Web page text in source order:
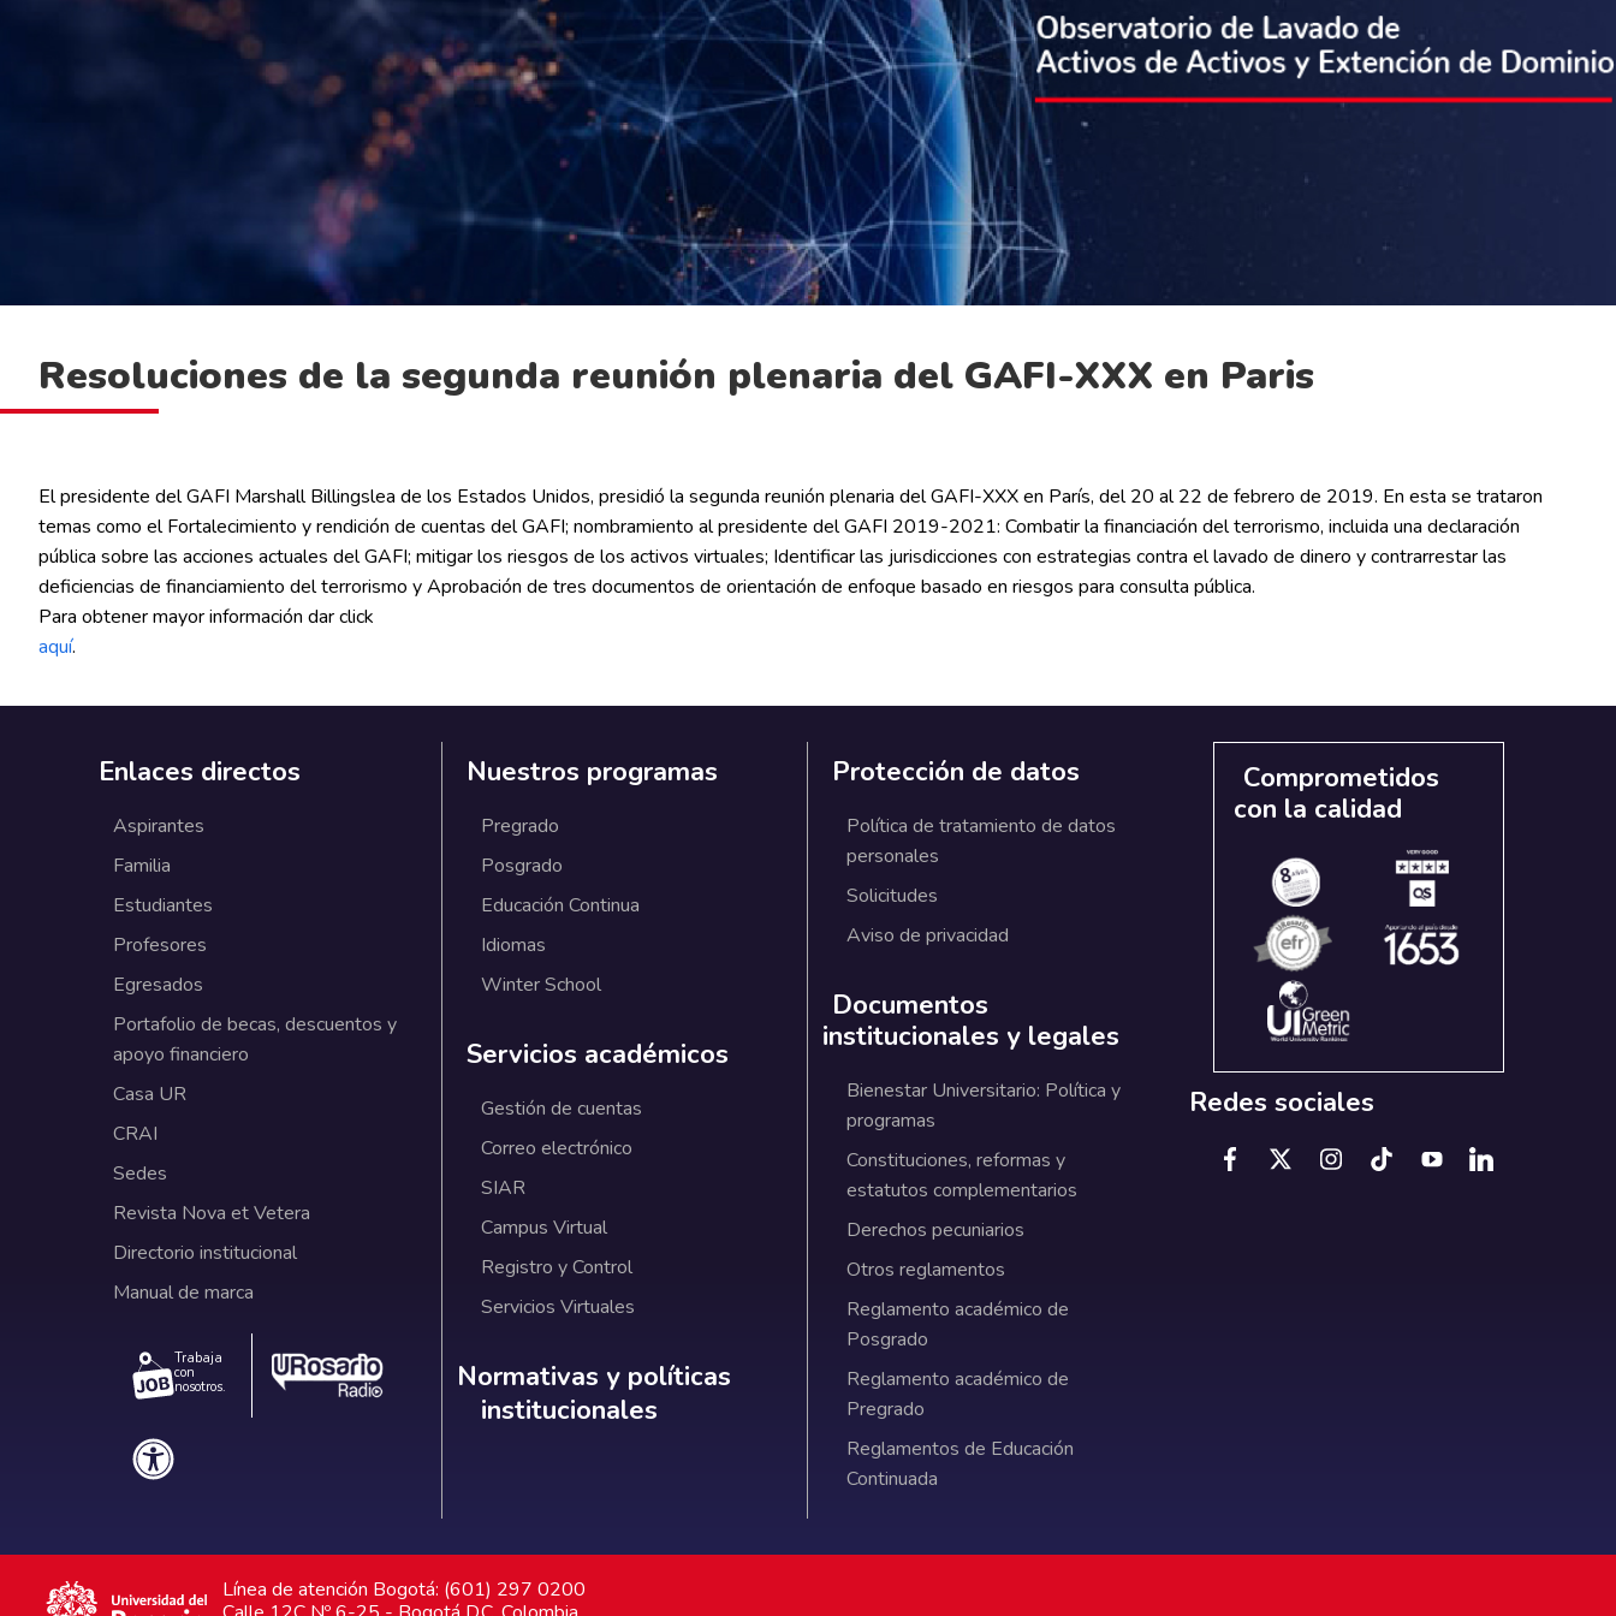
Resoluciones de la segunda reunión plenaria del GAFI-XXX en Paris
El presidente del GAFI Marshall Billingslea de los Estados Unidos, presidió la segunda reunión plenaria del GAFI-XXX en París, del 20 al 22 de febrero de 2019. En esta se trataron
temas como el Fortalecimiento y rendición de cuentas del GAFI; nombramiento al presidente del GAFI 2019-2021: Combatir la financiación del terrorismo, incluida una declaración
pública sobre las acciones actuales del GAFI; mitigar los riesgos de los activos virtuales; Identificar las jurisdicciones con estrategias contra el lavado de dinero y contrarrestar las
deficiencias de financiamiento del terrorismo y Aprobación de tres documentos de orientación de enfoque basado en riesgos para consulta pública.
Para obtener mayor información dar click
aquí.
Enlaces directos
Aspirantes
Familia
Estudiantes
Profesores
Egresados
Portafolio de becas, descuentos y
apoyo financiero
Casa UR
CRAI
Sedes
Revista Nova et Vetera
Directorio institucional
Manual de marca
Trabaja
con
nosotros.
Nuestros programas
Pregrado
Posgrado
Educación Continua
Idiomas
Winter School
Servicios académicos
Gestión de cuentas
Correo electrónico
SIAR
Campus Virtual
Registro y Control
Servicios Virtuales
Normativas y políticas institucionales
Normativas y políticas
institucionales
Protección de datos
Política de tratamiento de datos
personales
Solicitudes
Aviso de privacidad
Documentos
institucionales y legales
Bienestar Universitario: Política y
programas
Constituciones, reformas y
estatutos complementarios
Derechos pecuniarios
Otros reglamentos
Reglamento académico de
Posgrado
Reglamento académico de
Pregrado
Reglamentos de Educación
Continuada
Comprometidos
con la calidad
Redes sociales
Línea de atención Bogotá: (601) 297 0200